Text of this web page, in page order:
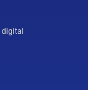
digital